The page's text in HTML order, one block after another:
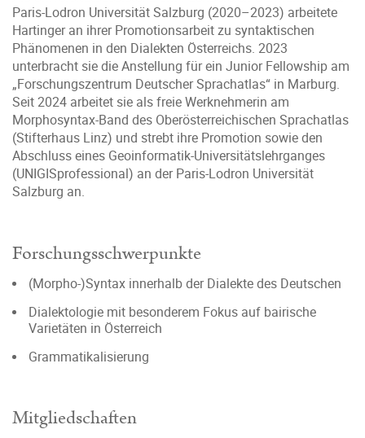
Paris-Lodron Universität Salzburg (2020–2023) arbeitete
Hartinger an ihrer Promotionsarbeit zu syntaktischen
Phänomenen in den Dialekten Österreichs. 2023
unterbracht sie die Anstellung für ein Junior Fellowship am
„Forschungszentrum Deutscher Sprachatlas“ in Marburg.
Seit 2024 arbeitet sie als freie Werknehmerin am
Morphosyntax-Band des Oberösterreichischen Sprachatlas
(Stifterhaus Linz) und strebt ihre Promotion sowie den
Abschluss eines Geoinformatik-Universitätslehrganges
(UNIGISprofessional) an der Paris-Lodron Universität
Salzburg an.
Forschungsschwerpunkte
(Morpho-)Syntax innerhalb der Dialekte des Deutschen
Dialektologie mit besonderem Fokus auf bairische
Varietäten in Österreich
Grammatikalisierung
Mitgliedschaften